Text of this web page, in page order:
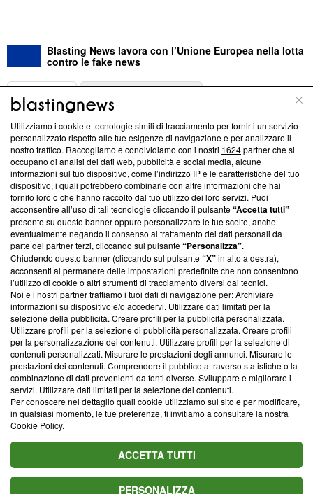
Blasting News lavora con l’Unione Europea nella lotta
contro le fake news
ABOUT
Questa sezione offre informazioni trasparenti su Blasting
News, sui nostri processi editoriali e su come ci impegniamo a
creare news di qualità. Inoltre, afferma la nostra aderenza a
‘Trust Project - News with Integrity’Blasting News non è
ancora membro del programma, ma ha richiesto di farne
parte; Trust Project non ha ancora effettuato una verifica di
conformità agli standard.
Su di noi
Team editoriale
Corporate
Redazione
Informativa Privacy
Cookie Policy
Blasting SA, IDI CHE-247.845.224, Via Carlo Frasca, 3 - 6900
Lugano (Svizzera) Tel:+39 0690258937
© 2026 Blasting News
Utilizziamo i cookie e tecnologie simili di tracciamento per fornirti un servizio
personalizzato rispetto alle tue esigenze di navigazione e per analizzare il
nostro traffico. Raccogliamo e condividiamo con i nostri 1624partner che si
occupano di analisi dei dati web, pubblicità e social media, alcune
informazioni sul tuo dispositivo, come l’indirizzo IP e le caratteristiche del tuo
dispositivo, i quali potrebbero combinarle con altre informazioni che hai
fornito loro o che hanno raccolto dal tuo utilizzo dei loro servizi. Puoi
acconsentire all’uso di tali tecnologie cliccando il pulsante“Accetta tutti”
presente su questo banner oppure personalizzare le tue scelte, anche
eventualmente negando il consenso al trattamento dei dati personali da
parte dei partner terzi, cliccando sul pulsante“Personalizza”.
Chiudendo questo banner (cliccando sul pulsante“X”in alto a destra),
acconsenti al permanere delle impostazioni predefinite che non consentono
l’utilizzo di cookie o altri strumenti di tracciamento diversi dai tecnici.
Noi e i nostri partner trattiamo i tuoi dati di navigazione per: Archiviare
informazioni su dispositivo e/o accedervi. Utilizzare dati limitati per la
selezione della pubblicità. Creare profili per la pubblicità personalizzata.
Utilizzare profili per la selezione di pubblicità personalizzata. Creare profili
per la personalizzazione dei contenuti. Utilizzare profili per la selezione di
contenuti personalizzati. Misurare le prestazioni degli annunci. Misurare le
prestazioni dei contenuti. Comprendere il pubblico attraverso statistiche o la
combinazione di dati provenienti da fonti diverse. Sviluppare e migliorare i
servizi. Utilizzare dati limitati per la selezione dei contenuti.
Per conoscere nel dettaglio quali cookie utilizziamo sul sito e per modificare,
in qualsiasi momento, le tue preferenze, ti invitiamo a consultare la nostra
Cookie Policy.
ACCETTA TUTTI
PERSONALIZZA